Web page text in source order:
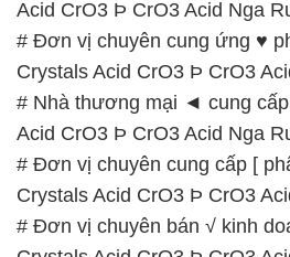
Acid CrO3 Þ CrO3 Acid Nga
# Đơn vị chuyên cung ứng ♥
Crystals Acid CrO3 Þ CrO3
# Nhà thương mại ◄ cung
Acid CrO3 Þ CrO3 Acid Nga
# Đơn vị chuyên cung cấp [
Crystals Acid CrO3 Þ CrO3
# Đơn vị chuyên bán √ kinh